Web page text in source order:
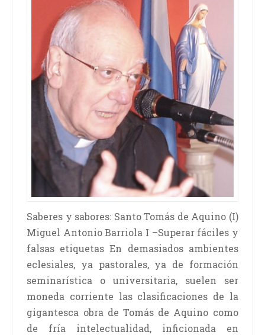
Saberes y sabores: Santo Tomás de Aquino (I)
Miguel Antonio Barriola I –Superar fáciles y
falsas etiquetas En demasiados ambientes
eclesiales, ya pastorales, ya de formación
seminarística o universitaria, suelen ser
moneda corriente las clasificaciones de la
gigantesca obra de Tomás de Aquino como
de fría intelectualidad, inficionada en